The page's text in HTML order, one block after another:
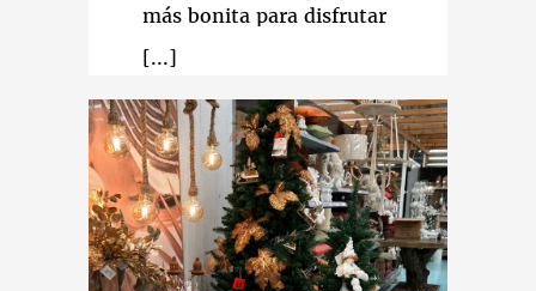
más bonita para disfrutar
estas fiestas. ¡No te lo
pierdas!